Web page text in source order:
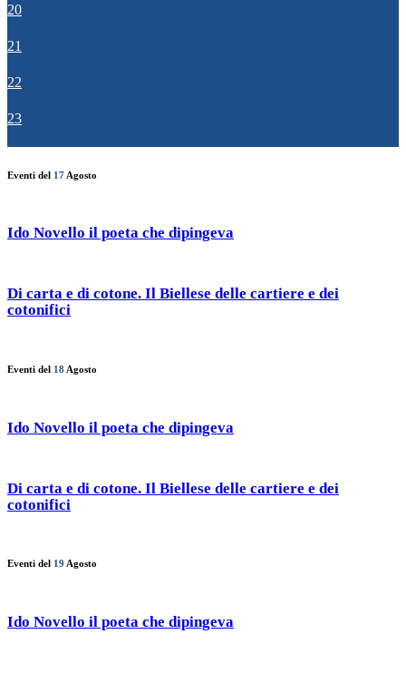
20
21
22
23
Eventi del 17 Agosto
Ido Novello il poeta che dipingeva
Di carta e di cotone. Il Biellese delle cartiere e dei
cotonifici
Eventi del 18 Agosto
Ido Novello il poeta che dipingeva
Di carta e di cotone. Il Biellese delle cartiere e dei
cotonifici
Eventi del 19 Agosto
Ido Novello il poeta che dipingeva